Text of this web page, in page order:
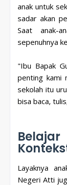
anak untuk
sadar akan
Saat anak-
sepenuhnya
"Ibu Bapak
penting kami
sekolah itu
bisa baca,
Layaknya
Negeri Atti